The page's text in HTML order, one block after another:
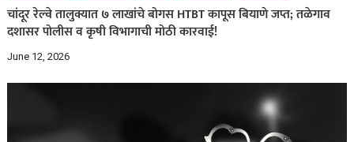
चांदूर रेल्वे तालुक्यात ७ लाखांचे बोगस HTBT कापूस बियाणे जप्त; तळेगाव
दशासर पोलीस व कृषी विभागाची मोठी कारवाई!
June 12, 2026